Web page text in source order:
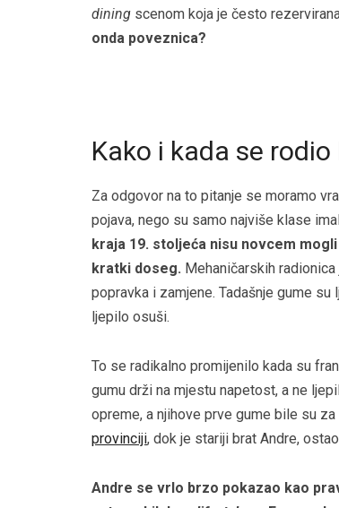
dining scenom koja je često
onda poveznica?
Kako i kada se
Za odgovor na to pitanje se moramo
pojava, nego su samo najviše klase
kraja 19. stoljeća nisu novcem
kratki doseg. Mehaničarskih
popravka i zamjene. Tadašnje gume
ljepilo osuši.
To se radikalno promijenilo kada su
gumu drži na mjestu napetost, a ne
opreme, a njihove prve gume bile su
provinciji, dok je stariji brat Andre,
Andre se vrlo brzo pokazao kao